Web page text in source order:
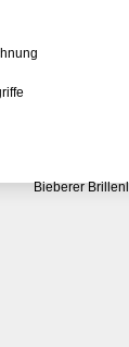
Bieberer